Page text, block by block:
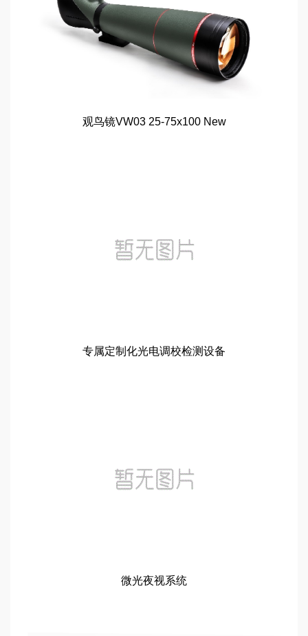
观鸟镜VW03 25-75x100 New
专属定制化光电调校检测设备
微光夜视系统